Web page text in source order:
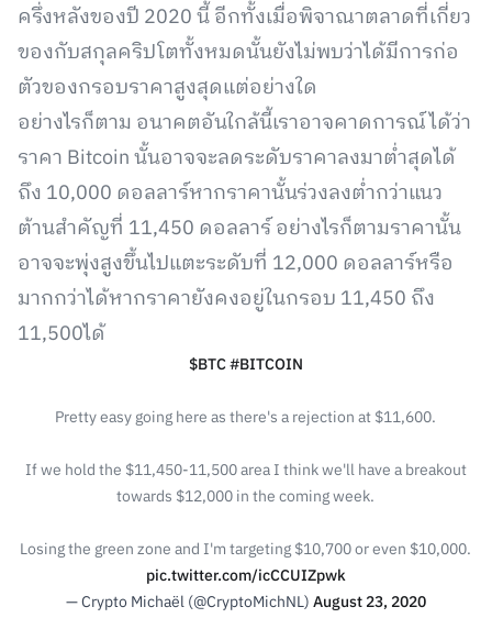
ครึ่งหลังของปี 2020 นี้ อีกทั้งเมื่อพิจาณาตลาดที่เกี่ยว
ของกับสกุลคริปโตทั้งหมดนั้นยังไม่พบว่าได้มีการก่อ
ตัวของกรอบราคาสูงสุดแต่อย่างใด
อย่างไรก็ตาม อนาคตอันใกล้นี้เราอาจคาดการณ์ได้ว่า
ราคา Bitcoin นั้นอาจจะลดระดับราคาลงมาต่ำสุดได้
ถึง 10,000 ดอลลาร์หากราคานั้นร่วงลงต่ำกว่าแนว
ต้านสำคัญที่ 11,450 ดอลลาร์ อย่างไรก็ตามราคานั้น
อาจจะพุ่งสูงขึ้นไปแตะระดับที่ 12,000 ดอลลาร์หรือ
มากกว่าได้หากราคายังคงอยู่ในกรอบ 11,450 ถึง
11,500ได้
$BTC#BITCOIN
Pretty easy going here as there's a rejection at $11,600.
If we hold the $11,450-11,500 area I think we'll have a breakout
towards $12,000 in the coming week.
Losing the green zone and I'm targeting $10,700 or even $10,000.
pic.twitter.com/icCCUIZpwk
— Crypto Michaël (@CryptoMichNL)August 23, 2020